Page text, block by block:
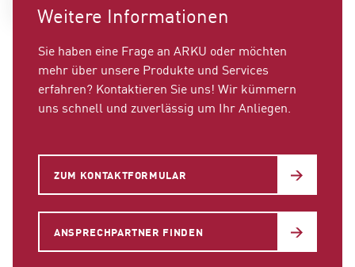
Weitere Informationen
Sie haben eine Frage an ARKU oder möchten
mehr über unsere Produkte und Services
erfahren? Kontaktieren Sie uns! Wir kümmern
uns schnell und zuverlässig um Ihr Anliegen.
ZUM KONTAKTFORMULAR
ANSPRECHPARTNER FINDEN